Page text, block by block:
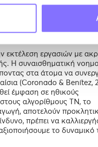
βελτιώσουν τον τρόπο
εργασιών με
Η συναισθηματική
στα άτομα να
(Coronado & Benítez,
έμφαση σε ηθικούς
αλγορίθμους ΤΝ, το
αποτελούν
πρέπει να
το δυναμικό